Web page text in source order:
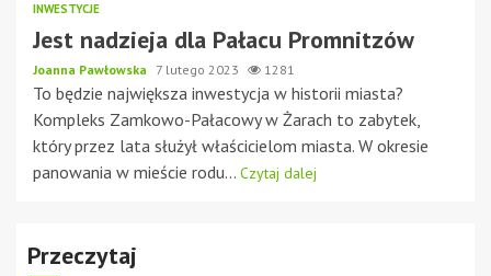
INWESTYCJE
Jest nadzieja dla Pałacu Promnitzów
Joanna Pawłowska 7 lutego 2023 1281
To będzie największa inwestycja w historii miasta?
Kompleks Zamkowo-Pałacowy w Żarach to zabytek,
który przez lata służył właścicielom miasta. W okresie
panowania w mieście rodu... Czytaj dalej
Przeczytaj